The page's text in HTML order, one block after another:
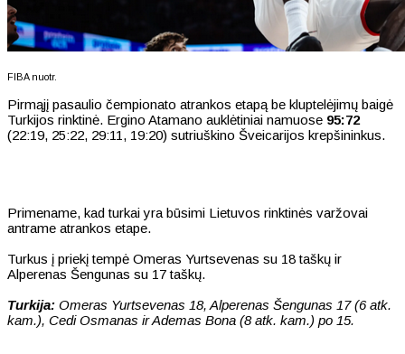
FIBA nuotr.
Pirmąjį pasaulio čempionato atrankos etapą be kluptelėjimų baigė
Turkijos rinktinė. Ergino Atamano auklėtiniai namuose 95:72
(22:19, 25:22, 29:11, 19:20) sutriuškino Šveicarijos krepšininkus.
Primename, kad turkai yra būsimi Lietuvos rinktinės varžovai
antrame atrankos etape.
Turkus į priekį tempė Omeras Yurtsevenas su 18 taškų ir
Alperenas Šengunas su 17 taškų.
Turkija: Omeras Yurtsevenas 18, Alperenas Šengunas 17 (6 atk.
kam.), Cedi Osmanas ir Ademas Bona (8 atk. kam.) po 15.